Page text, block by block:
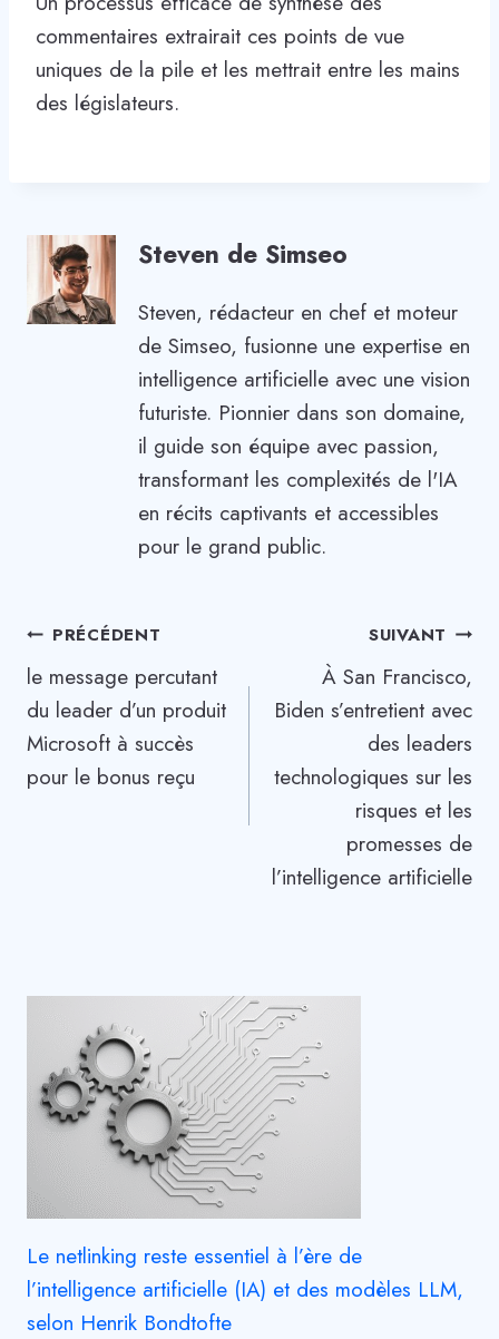
commentaires extrairait ces points de vue
uniques de la pile et les mettrait entre les mains
des législateurs.
Steven de Simseo
Steven, rédacteur en chef et moteur
de Simseo, fusionne une expertise en
intelligence artificielle avec une vision
futuriste. Pionnier dans son domaine,
il guide son équipe avec passion,
transformant les complexités de l'IA
en récits captivants et accessibles
pour le grand public.
Navigation
de
l’article
PRÉCÉDENT
le message percutant
du leader d’un produit
Microsoft à succès
pour le bonus reçu
SUIVANT
À San Francisco,
Biden s’entretient avec
des leaders
technologiques sur les
risques et les
promesses de
l’intelligence artificielle
Le netlinking reste essentiel à l’ère de
l’intelligence artificielle (IA) et des modèles LLM,
selon Henrik Bondtofte